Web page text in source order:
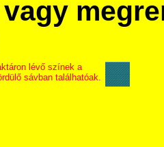
lévő színek a
sávban találhatóak.